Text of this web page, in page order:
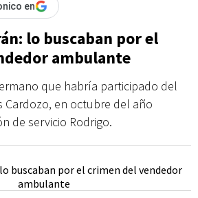
en
lo buscaban por el
ambulante
que habría participado del
Cardozo, en octubre del año
de servicio Rodrigo.